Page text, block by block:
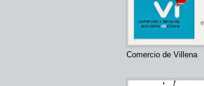
Comercio de Villena